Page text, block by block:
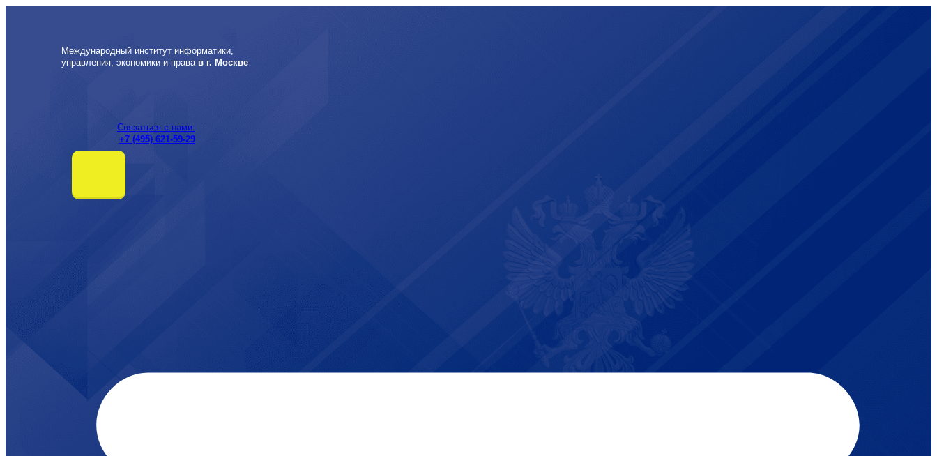
Международный институт информатики,
управления, экономики и правав г. Москве
Связаться с нами:
+7 (495) 621-59-29